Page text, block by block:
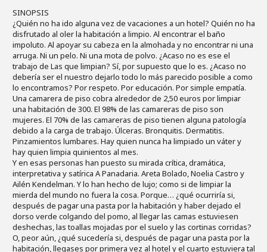
SINOPSIS
¿Quién no ha ido alguna vez de vacaciones a un hotel? Quién no ha
disfrutado al oler la habitación a limpio. Al encontrar el baño
impoluto. Al apoyar su cabeza en la almohada y no encontrar ni una
arruga. Ni un pelo. Ni una mota de polvo. ¿Acaso no es ese el
trabajo de Las que limpian? Sí, por supuesto que lo es. ¿Acaso no
debería ser el nuestro dejarlo todo lo más parecido posible a como
lo encontramos? Por respeto. Por educación. Por simple empatía.
Una camarera de piso cobra alrededor de 2,50 euros por limpiar
una habitación de 300. El 98% de las camareras de piso son
mujeres. El 70% de las camareras de piso tienen alguna patología
debido a la carga de trabajo. Úlceras. Bronquitis. Dermatitis.
Pinzamientos lumbares. Hay quien nunca ha limpiado un váter y
hay quien limpia quinientos al mes.
Y en esas personas han puesto su mirada crítica, dramática,
interpretativa y satírica A Panadaria. Areta Bolado, Noelia Castro y
Ailén Kendelman. Y lo han hecho de lujo; como si de limpiar la
mierda del mundo no fuera la cosa. Porque… ¿qué ocurriría si,
después de pagar una pasta por la habitación y haber dejado el
dorso verde colgando del pomo, al llegar las camas estuviesen
deshechas, las toallas mojadas por el suelo y las cortinas corridas?
O, peor aún, ¿qué sucedería si, después de pagar una pasta por la
habitación, llegases por primera vez al hotel y el cuarto estuviera tal